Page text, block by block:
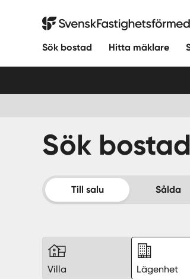
Svensk Fastighetsförmedling
Sök bostad Hitta mäklare
Sök bostad
Till salu Sålda
Villa Lägenhet